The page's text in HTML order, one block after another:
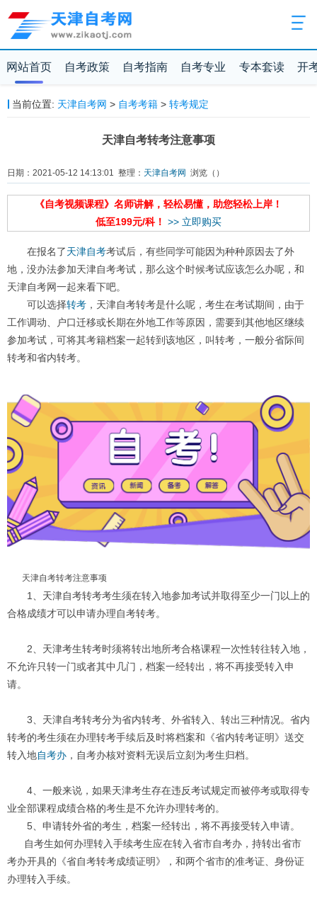
网站首页 自考政策 自考指南 自考专业 专本套读 开
当前位置: 天津自考网 > 自考考籍> 转考规定
天津自考转考注意事项
日期：2021-05-12 14:13:01 整理： 天津自考网 浏览（ ）
《自考视频课程》名师讲解，轻松易懂，助您轻松上岸！
低至199元/科！ >> 立即购买
在报名了 天津自考考试后，有些同学可能因为种种原因去了外
地，没办法参加天津自考考试，那么这个时候考试应该怎么办呢，和
天津自考网一起来看下吧。
可以选择转考，天津自考转考是什么呢，考生在考试期间，由于
工作调动、户口迁移或长期在外地工作等原因，需要到其他地区继续
参加考试，可将其考籍档案一起转到该地区，叫转考，一般分省际间
转考和省内转考。
天津自考转考注意事项
1、天津自考转考考生须在转入地参加考试并取得至少一门以上的
合格成绩才可以申请办理自考转考。
2、天津考生转考时须将转出地所考合格课程一次性转往转入地，
不允许只转一门或者其中几门，档案一经转出，将不再接受转入申
请。
3、天津自考转考分为省内转考、外省转入、转出三种情况。省内
转考的考生须在办理转考手续后及时将档案和《省内转考证明》送交
转入地自考办，自考办核对资料无误后立刻为考生归档。
4、一般来说，如果天津考生存在违反考试规定而被停考或取得专
业全部课程成绩合格的考生是不允许办理转考的。
5、申请转外省的考生，档案一经转出，将不再接受转入申请。
自考生如何办理转入手续考生应在转入省市自考办，持转出省市
考办开具的《省自考转考成绩证明》，和两个省市的准考证、身份证
办理转入手续。